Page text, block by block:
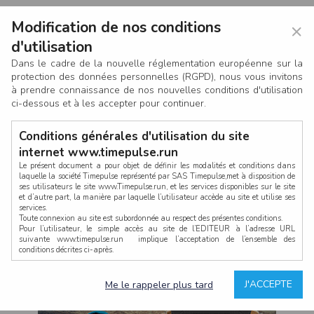
CONNEXION
×
Modification de nos conditions
d'utilisation
Dans le cadre de la nouvelle réglementation européenne sur la
protection des données personnelles (RGPD), nous vous invitons
à prendre connaissance de nos nouvelles conditions d'utilisation
ci-dessous et à les accepter pour continuer.
Conditions générales d'utilisation du site
internet www.timepulse.run
Le présent document a pour objet de définir les modalités et conditions dans
laquelle la société Timepulse représenté par SAS Timepulse,met à disposition de
ses utilisateurs le site www.Timepulse.run, et les services disponibles sur le site
et d’autre part, la manière par laquelle l’utilisateur accède au site et utilise ses
services.
Toute connexion au site est subordonnée au respect des présentes conditions.
Pour l’utilisateur, le simple accès au site de l’EDITEUR à l’adresse URL
suivante www.timepulse.run implique l’acceptation de l’ensemble des
conditions décrites ci-après.
La structure générale du site www.timepulse.run, par quelque procédé que ce
soit, sans l'autorisation préalable et par écrit de Fourcherot Mickael et/ou de ses
J'ACCEPTE
Me le rappeler plus tard